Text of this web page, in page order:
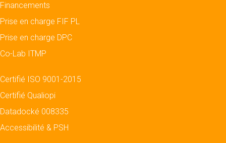
Financements
Prise en charge FIF PL
Prise en charge DPC
Co-Lab ITMP
Certifié ISO 9001-2015
Certifié Qualiopi
Datadocké 008335
Accessibilité & PSH